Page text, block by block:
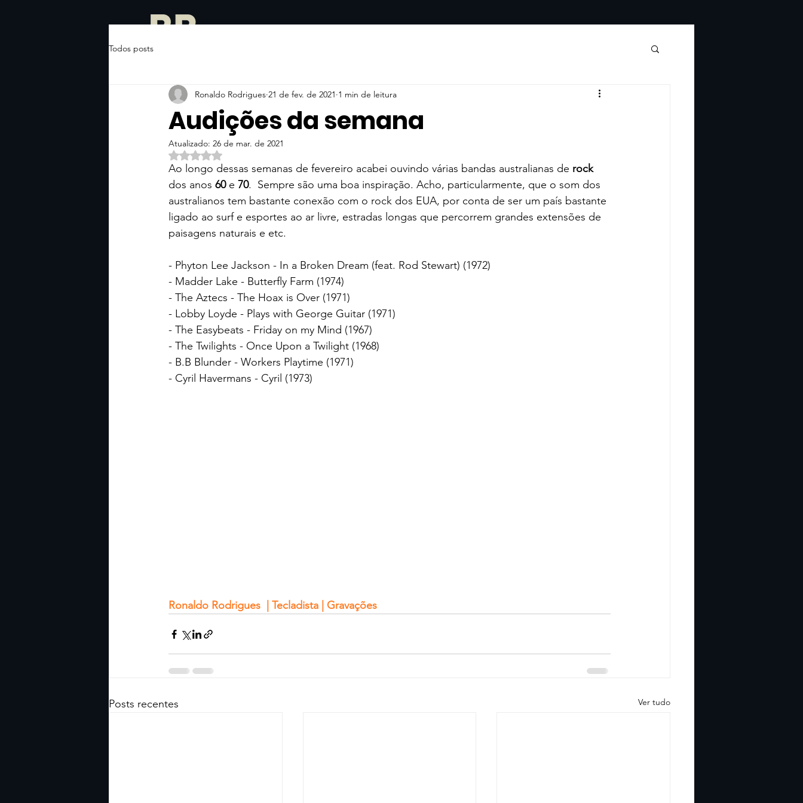
Todos posts
Audições da semana
Ronaldo Rodrigues 21 de fev. de 2021 1 min de leitura
Atualizado: 26 de mar. de 2021
Avaliado com NaN de 5 estrelas.
Ao longo dessas semanas de fevereiro acabei ouvindo várias bandas australianas de rock
dos anos 60 e 70.  Sempre são uma boa inspiração. Acho, particularmente, que o som dos
australianos tem bastante conexão com o rock dos EUA, por conta de ser um país bastante
ligado ao surf e esportes ao ar livre, estradas longas que percorrem grandes extensões de
paisagens naturais e etc.
- Phyton Lee Jackson - In a Broken Dream (feat. Rod Stewart) (1972)
- Madder Lake - Butterfly Farm (1974)
- The Aztecs - The Hoax is Over (1971)
- Lobby Loyde - Plays with George Guitar (1971)
- The Easybeats - Friday on my Mind (1967)
- The Twilights - Once Upon a Twilight (1968)
- B.B Blunder - Workers Playtime (1971)
- Cyril Havermans - Cyril (1973)
Ronaldo Rodrigues  | Tecladista | Gravações
Posts recentes Ver tudo